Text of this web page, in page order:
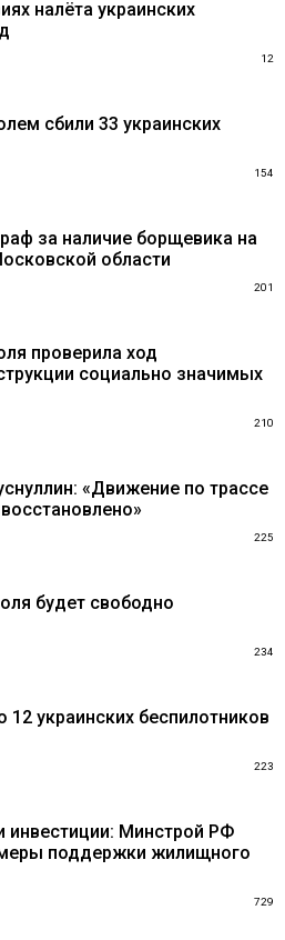
налёта украинских
12
сбили 33 украинских
154
за наличие борщевика на
области
201
проверила ход
социально значимых
210
«Движение по трассе
225
будет свободно
234
украинских беспилотников
223
инвестиции: Минстрой РФ
поддержки жилищного
729